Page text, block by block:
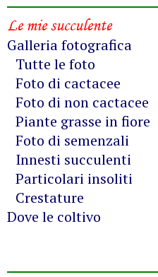
Le mie succulente
Galleria fotografica
Tutte le foto
Foto di cactacee
Foto di non cactacee
Piante grasse in fiore
Foto di semenzali
Innesti succulenti
Particolari insoliti
Crestature
Dove le coltivo